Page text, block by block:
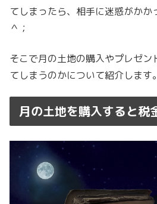
てしまったら、相手に迷惑がかか
＾；
そこで月の土地の購入やプレゼン
てしまうのかについて紹介します。
月の土地を購入すると税